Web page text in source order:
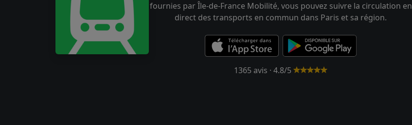
fournies par Île-de-France Mobilité, vous pouvez suivre la circulation en
direct des transports en commun dans Paris et sa région.
1365 avis · 4.8/5